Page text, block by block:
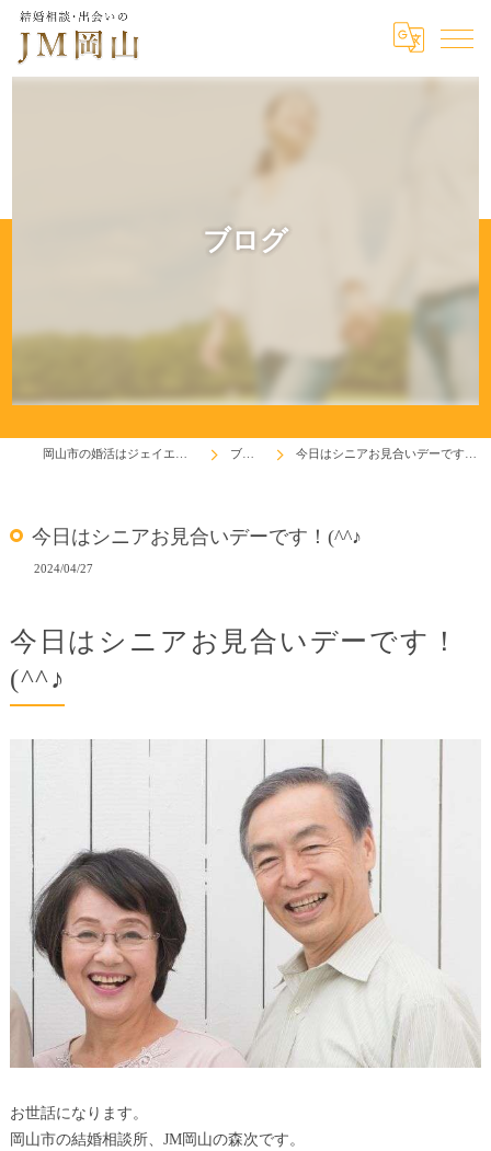
ブログ
ブログ 今日はシニアお見合いデーです！(^^♪
今日はシニアお見合いデーです！(^^♪
2024/04/27
今日はシニアお見合いデーです！
(^^♪
お世話になります。
岡山市の結婚相談所、JM岡山の森次です。